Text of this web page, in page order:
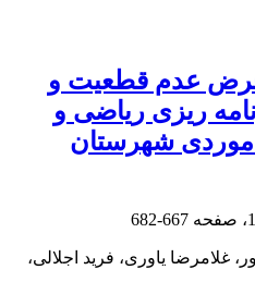
فرض عدم قطعیت و
ریزی ریاضی و
موردی شهرستان
667-682
غلامرضا یاوری، فرید اجلالی،